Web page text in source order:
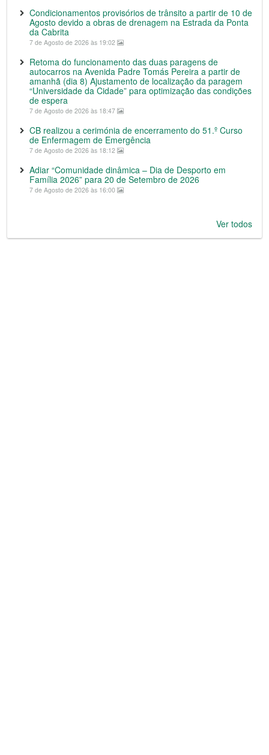
Condicionamentos provisórios de trânsito a partir de 10 de
Agosto devido a obras de drenagem na Estrada da Ponta
da Cabrita
7 de Agosto de 2026 às 19:02
Retoma do funcionamento das duas paragens de
autocarros na Avenida Padre Tomás Pereira a partir de
amanhã (dia 8) Ajustamento de localização da paragem
“Universidade da Cidade” para optimização das condições
de espera
7 de Agosto de 2026 às 18:47
CB realizou a cerimónia de encerramento do 51.º Curso
de Enfermagem de Emergência
7 de Agosto de 2026 às 18:12
Adiar “Comunidade dinâmica – Dia de Desporto em
Família 2026” para 20 de Setembro de 2026
7 de Agosto de 2026 às 16:00
Ver todos